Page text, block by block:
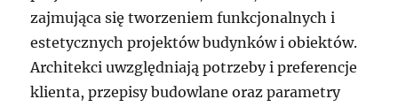
zajmująca się tworzeniem funkcjonalnych i
estetycznych projektów budynków i obiektów.
Architekci uwzględniają potrzeby i preferencje
klienta, przepisy budowlane oraz parametry